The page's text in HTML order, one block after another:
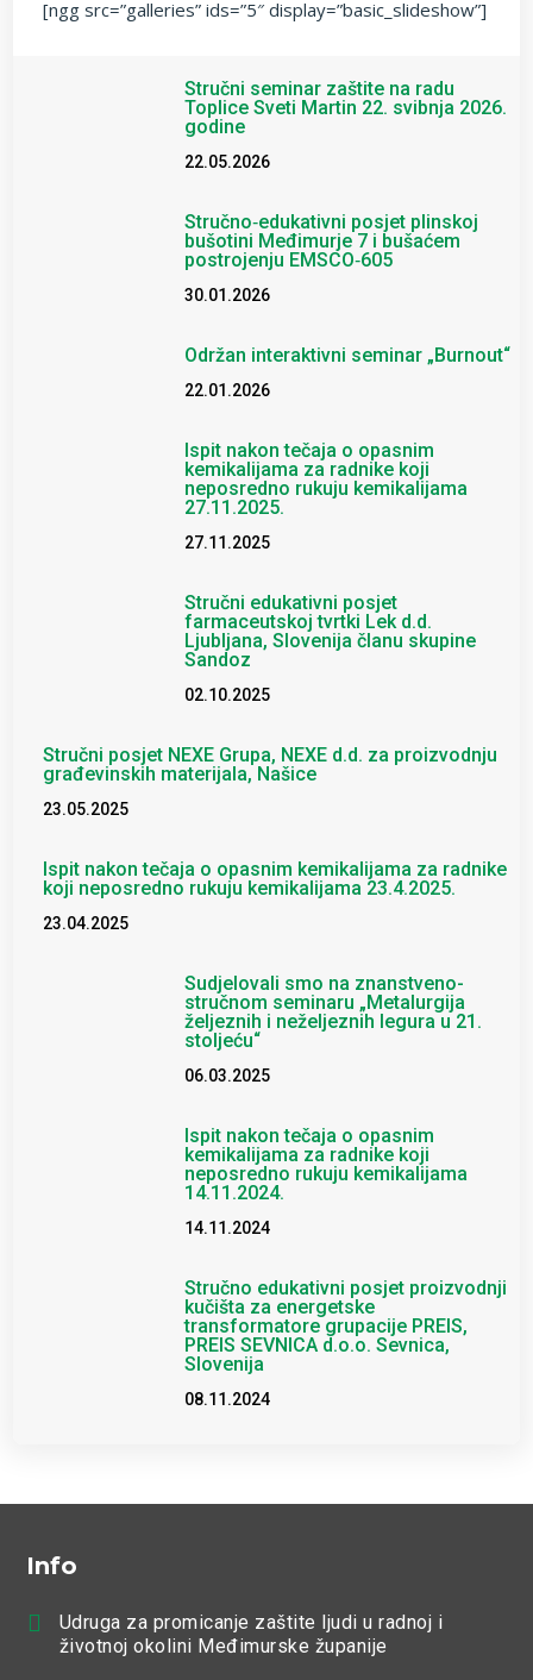
[ngg src=”galleries” ids=”5″ display=”basic_slideshow”]
Stručni seminar zaštite na radu
Toplice Sveti Martin 22. svibnja 2026.
godine
22.05.2026
Stručno‑edukativni posjet plinskoj
bušotini Međimurje 7 i bušaćem
postrojenju EMSCO‑605
30.01.2026
Održan interaktivni seminar „Burnout“
22.01.2026
Ispit nakon tečaja o opasnim
kemikalijama za radnike koji
neposredno rukuju kemikalijama
27.11.2025.
27.11.2025
Stručni edukativni posjet
farmaceutskoj tvrtki Lek d.d.
Ljubljana, Slovenija članu skupine
Sandoz
02.10.2025
Stručni posjet NEXE Grupa, NEXE d.d. za proizvodnju
građevinskih materijala, Našice
23.05.2025
Ispit nakon tečaja o opasnim kemikalijama za radnike
koji neposredno rukuju kemikalijama 23.4.2025.
23.04.2025
Sudjelovali smo na znanstveno-
stručnom seminaru „Metalurgija
željeznih i neželjeznih legura u 21.
stoljeću“
06.03.2025
Ispit nakon tečaja o opasnim
kemikalijama za radnike koji
neposredno rukuju kemikalijama
14.11.2024.
14.11.2024
Stručno edukativni posjet proizvodnji
kučišta za energetske
transformatore grupacije PREIS,
PREIS SEVNICA d.o.o. Sevnica,
Slovenija
08.11.2024
Info

Udruga za promicanje zaštite ljudi u radnoj i
životnoj okolini Međimurske županije